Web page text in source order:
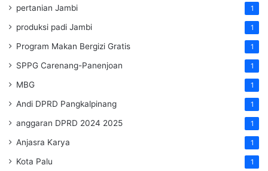
pertanian Jambi 1
produksi padi Jambi 1
Program Makan Bergizi Gratis 1
SPPG Carenang-Panenjoan 1
MBG 1
Andi DPRD Pangkalpinang 1
anggaran DPRD 2024 2025 1
Anjasra Karya 1
Kota Palu 1